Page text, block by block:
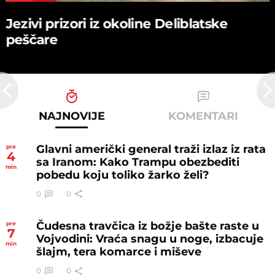
Jezivi prizori iz okoline Deliblatske
peščare
NAJNOVIJE KOMENTARI
pre
4
min
Glavni američki general traži izlaz iz rata
sa Iranom: Kako Trampu obezbediti
pobedu koju toliko žarko želi?
0 0
pre
7
min
Čudesna travčica iz božje bašte raste u
Vojvodini: Vraća snagu u noge, izbacuje
šlajm, tera komarce i miševe
0 0